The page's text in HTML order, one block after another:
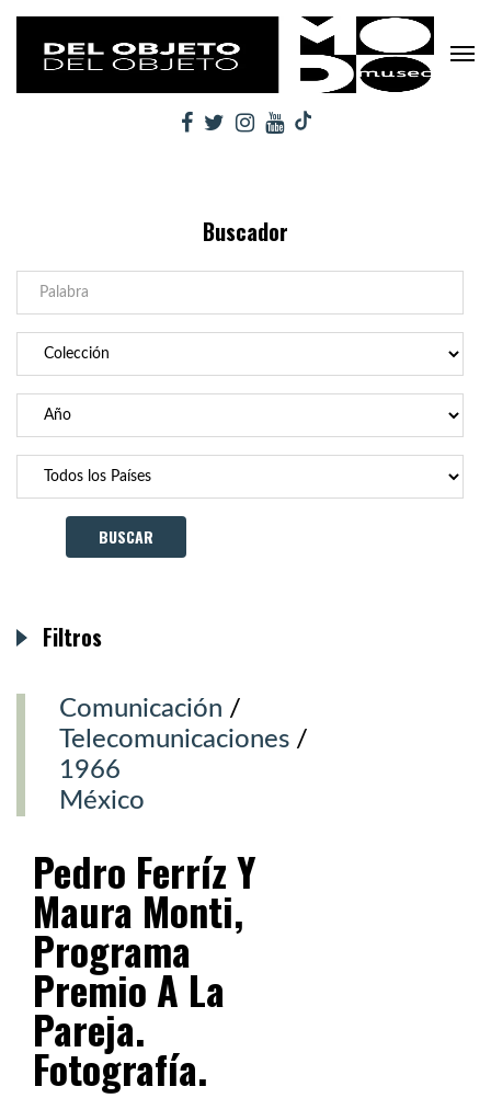
Buscador
Comunicación /
Telecomunicaciones /
1966
México
Pedro Ferríz Y
Maura Monti,
Programa
Premio A La
Pareja.
Fotografía.
Filtros